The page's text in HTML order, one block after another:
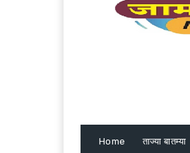
Home ताज्या बातम्या